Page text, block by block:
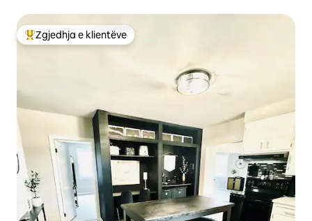
Më të mirat e zgjedhjeve të klientëve
Zgjedhja e klientëve